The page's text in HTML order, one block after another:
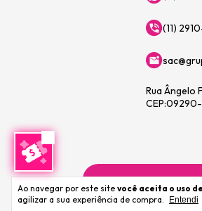
Ao navegar por este site você aceita o uso
agilizar a sua experiência de compra.
Entendi
(11)
Rua Ângelo
CEP:09290-